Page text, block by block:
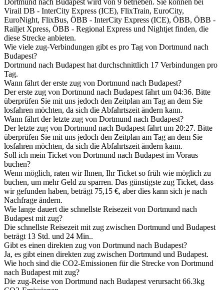
Virail DB - InterCity Express (ICE), FlixTrain, EuroCity,
EuroNight, FlixBus, ÖBB - InterCity Express (ICE), ÖBB, ÖBB -
Railjet Xpress, ÖBB - Regional Express und Nightjet finden, die
diese Strecke anbieten.
Wie viele zug-Verbindungen gibt es pro Tag von Dortmund nach
Budapest?
Dortmund nach Budapest hat durchschnittlich 17 Verbindungen pro
Tag.
Wann fährt der erste zug von Dortmund nach Budapest?
Der erste zug von Dortmund nach Budapest fährt um 04:36. Bitte
überprüfen Sie mit uns jedoch den Zeitplan am Tag an dem Sie
losfahren möchten, da sich die Abfahrtszeit ändern kann.
Wann fährt der letzte zug von Dortmund nach Budapest?
Der letzte zug von Dortmund nach Budapest fährt um 20:27. Bitte
überprüfen Sie mit uns jedoch den Zeitplan am Tag an dem Sie
losfahren möchten, da sich die Abfahrtszeit ändern kann.
Soll ich mein Ticket von Dortmund nach Budapest im Voraus
buchen?
Wenn möglich, raten wir Ihnen, Ihr Ticket so früh wie möglich zu
buchen, um mehr Geld zu sparren. Das günstigste zug Ticket, dass
wir gefunden haben, beträgt 75,15 €, aber dies kann sich je nach
Nachfrage ändern.
Wie lange dauert die schnellste Reisezeit von Dortmund nach
Budapest mit zug?
Die schnellste Reisezeit mit zug zwischen Dortmund und Budapest
beträgt 13 Std. und 24 Min..
Gibt es einen direkten zug von Dortmund nach Budapest?
Ja, es gibt einen direkten zug zwischen Dortmund und Budapest.
Wie hoch sind die CO2-Emissionen für die Strecke von Dortmund
nach Budapest mit zug?
Die zug-Reise von Dortmund nach Budapest verursacht 66.3kg